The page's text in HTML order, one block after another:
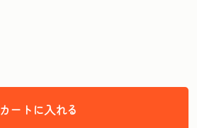
カートに入れる